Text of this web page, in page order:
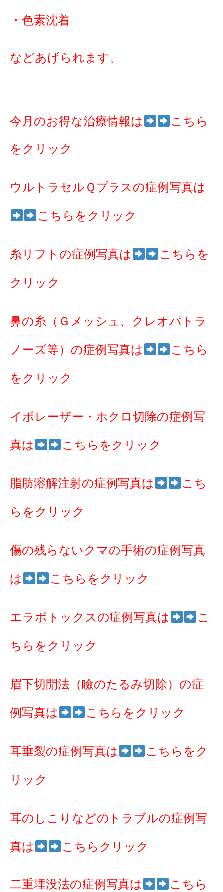
・色素沈着
などあげられます。
今月のお得な治療情報は こちら
をクリック
ウルトラセルＱプラスの症例写真は
こちらをクリック
糸リフトの症例写真は こちらを
クリック
鼻の糸（Ｇメッシュ、クレオパトラ
ノーズ等）の症例写真は こちら
をクリック
イボレーザー・ホクロ切除の症例写
真は こちらをクリック
脂肪溶解注射の症例写真は こち
らをクリック
傷の残らないクマの手術の症例写真
は こちらをクリック
エラボトックスの症例写真は こ
ちらをクリック
眉下切開法（瞼のたるみ切除）の症
例写真は こちらをクリック
耳垂裂の症例写真は こちらをク
リック
耳のしこりなどのトラブルの症例写
真は こちらクリック
二重埋没法の症例写真は こちら